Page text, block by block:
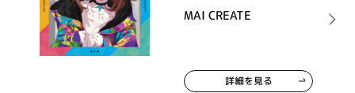
MAI CREATE
詳細を見る